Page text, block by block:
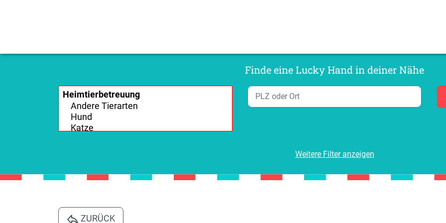
Finde eine Lucky Hand in deiner Nähe
Weitere Filter anzeigen
ZURÜCK